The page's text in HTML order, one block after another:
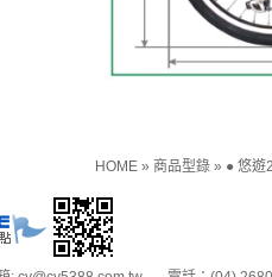
HOME » 商品型錄 » ● 悠遊